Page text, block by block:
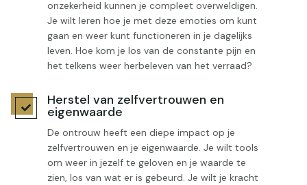
onzekerheid kunnen je compleet overweldigen.
Je wilt leren hoe je met deze emoties om kunt
gaan en weer kunt functioneren in je dagelijks
leven. Hoe kom je los van de constante pijn en
het telkens weer herbeleven van het verraad?
 Herstel van zelfvertrouwen en
eigenwaarde
De ontrouw heeft een diepe impact op je
zelfvertrouwen en je eigenwaarde. Je wilt tools
om weer in jezelf te geloven en je waarde te
zien, los van wat er is gebeurd. Je wilt je kracht